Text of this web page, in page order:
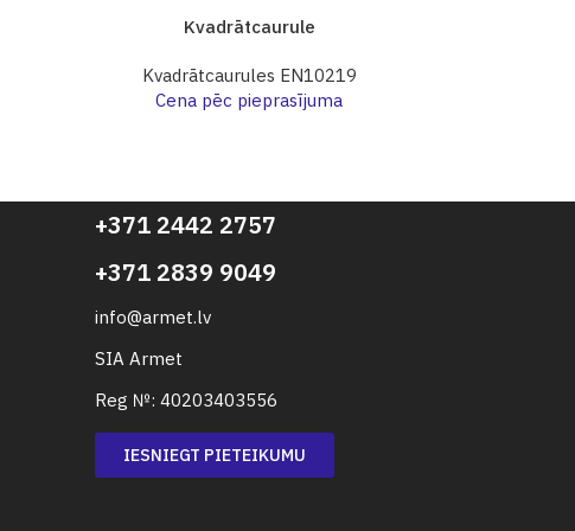
Kvadrātcaurule
Kvadrātcaurules EN10219
Cena pēc pieprasījuma
+371 2442 2757
+371 2839 9049
info@armet.lv
SIA Armet
Reg №: 40203403556
IESNIEGT PIETEIKUMU